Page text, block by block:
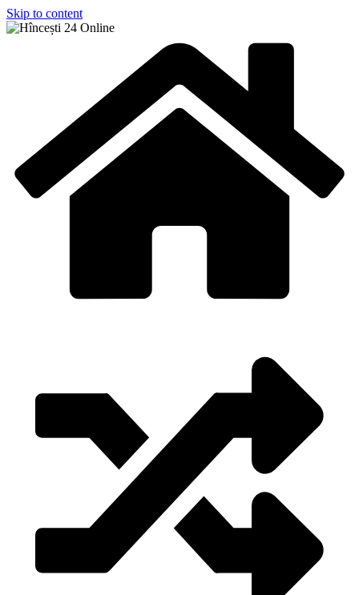
Skip to content